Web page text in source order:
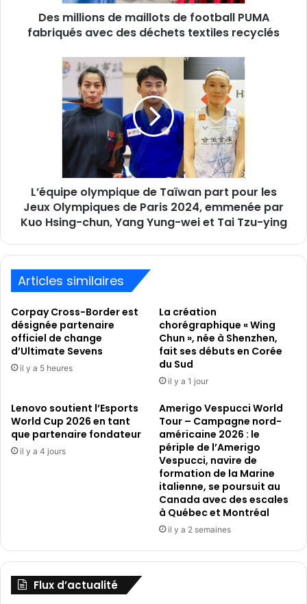
déchets
Des millions de maillots de football PUMA
fabriqués avec des déchets textiles recyclés
Paris
2024,
par
Hsing-
chun,
Yang
Yung-
wei
et
Tai
L’équipe olympique de Taïwan part pour les
Jeux Olympiques de Paris 2024, emmenée par
Kuo Hsing-chun, Yang Yung-wei et Tai Tzu-ying
Articles similaires
Corpay Cross-Border est
désignée partenaire
officiel de change
d’Ultimate Sevens
il y a 5 heures
La création
chorégraphique « Wing
Chun », née à Shenzhen,
fait ses débuts en Corée
du Sud
il y a 1 jour
Lenovo soutient l’Esports
World Cup 2026 en tant
que partenaire fondateur
il y a 4 jours
Amerigo Vespucci World
Tour – Campagne nord-
américaine 2026 : le
périple de l’Amerigo
Vespucci, navire de
formation de la Marine
italienne, se poursuit au
Canada avec des escales
à Québec et Montréal
il y a 2 semaines
Flux d’actualité